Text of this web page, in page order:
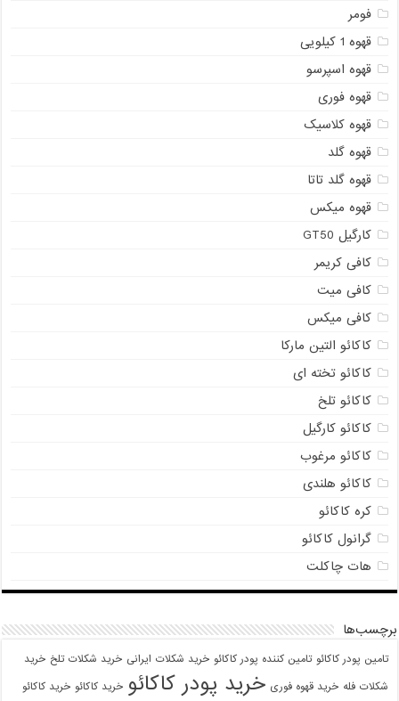
فومر
قهوه 1 کیلویی
قهوه اسپرسو
قهوه فوری
قهوه کلاسیک
قهوه گلد
قهوه گلد تاتا
قهوه میکس
کارگیل GT50
کافی کریمر
کافی میت
کافی میکس
کاکائو التین مارکا
کاکائو تخته ای
کاکائو تلخ
کاکائو کارگیل
کاکائو مرغوب
کاکائو هلندی
کره کاکائو
گرانول کاکائو
هات چاکلت
برچسب‌ها
تامین پودر کاکائو تامین کننده پودر کاکائو خرید شکلات ایرانی خرید شکلات تلخ خرید
شکلات فله خرید قهوه فوری خرید پودر کاکائو خرید کاکائو خرید کاکائو